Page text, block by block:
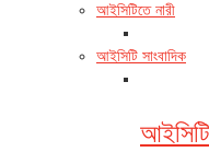
আইসিটিতে নারী
আইসিটি সাংবাদিক